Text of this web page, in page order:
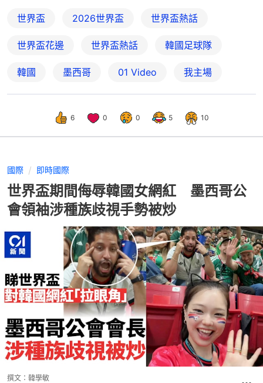
世界盃 2026世界盃 世界盃熱話
世界盃花邊 世界盃熱話 韓國足球隊
韓國 墨西哥 01 Video 我主場
6 0 0 5 10
國際 即時國際
世界盃期間侮辱韓國女網紅 墨西哥公
會領袖涉種族歧視手勢被炒
撰文： 韓學敏